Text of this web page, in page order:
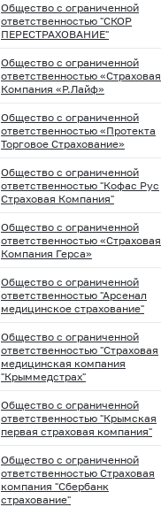
Общество с ограниченной
ответственностью "СКОР
ПЕРЕСТРАХОВАНИЕ"
Общество с ограниченной
ответственностью «Страховая
Компания «Р.Лайф»
Общество с ограниченной
ответственностью «Протекта
Торговое Страхование»
Общество с ограниченной
ответственностью "Кофас Рус
Страховая Компания"
Общество с ограниченной
ответственностью «Страховая
Компания Герса»
Общество с ограниченной
ответственностью "Арсенал
медицинское страхование"
Общество с ограниченной
ответственностью "Страховая
медицинская компания
"Крыммедстрах"
Общество с ограниченной
ответственностью "Крымская
первая страховая компания"
Общество с ограниченной
ответственностью Страховая
компания "Сбербанк
страхование"